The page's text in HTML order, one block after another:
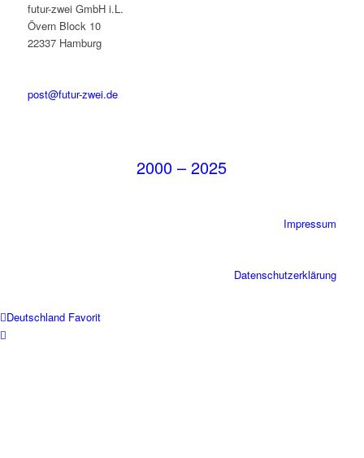
futur-zwei GmbH i.L.
Övern Block 10
22337 Hamburg
post@futur-zwei.de
2000 – 2025
Impressum
Datenschutzerklärung
Deutschland Favorit